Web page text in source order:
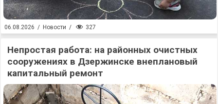
06.08.2026 / Новости / 327
Непростая работа: на районных очистных
сооружениях в Дзержинске внеплановый
капитальный ремонт